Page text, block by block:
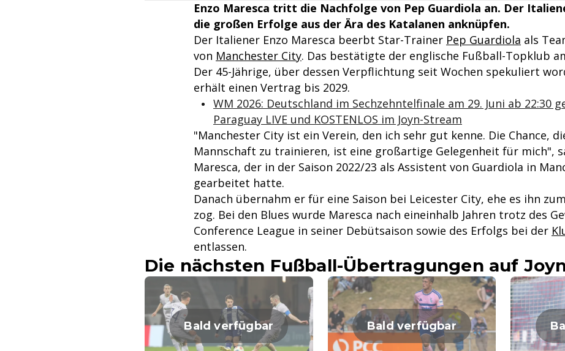
Enzo Maresca tritt die Nachfolge von Pep Guardiola an. Der
die großen Erfolge aus der Ära des Katalanen anknüpfen.
Der Italiener Enzo Maresca beerbt Star-Trainer Pep Guardiola als
von Manchester City. Das bestätigte der englische Fußball-Topklub
Der 45-Jährige, über dessen Verpflichtung seit Wochen spekuliert
erhält einen Vertrag bis 2029.
WM 2026: Deutschland im Sechzehntelfinale am 29. Juni ab 22:30
Paraguay LIVE und KOSTENLOS im Joyn-Stream
"Manchester City ist ein Verein, den ich sehr gut kenne. Die Chance,
Mannschaft zu trainieren, ist eine großartige Gelegenheit für mich",
Maresca, der in der Saison 2022/23 als Assistent von Guardiola in
gearbeitet hatte.
Danach übernahm er für eine Saison bei Leicester City, ehe es ihn zum
zog. Bei den Blues wurde Maresca nach eineinhalb Jahren trotz des
Conference League in seiner Debütsaison sowie des Erfolgs bei der
entlassen.
Die nächsten Fußball-Übertragungen auf
Bald verfügbar Bald verfügbar